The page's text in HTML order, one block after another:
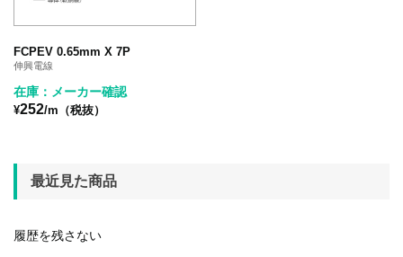
FCPEV 0.65mm X 7P
伸興電線
在庫：メーカー確認
¥252/m（税抜）
最近見た商品
履歴を残さない